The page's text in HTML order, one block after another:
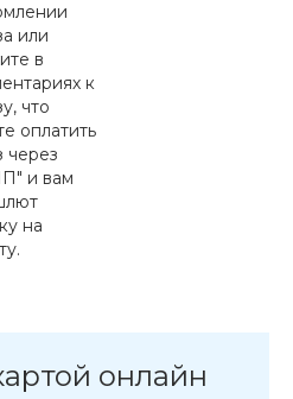
или
в
к
что
оплатить
через
и вам
на
онлайн